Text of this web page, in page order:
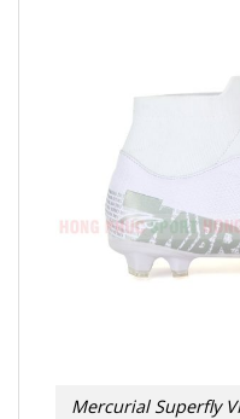
Mercurial Superfly